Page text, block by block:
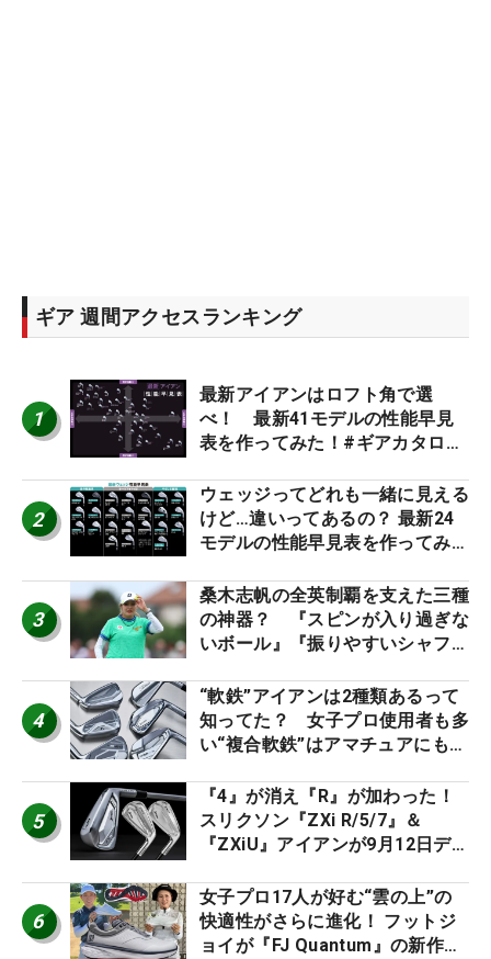
ギア 週間アクセスランキング
1
最新アイアンはロフト角で選
べ！ 最新41モデルの性能早見
表を作ってみた！#ギアカタログ
2
ウェッジってどれも一緒に見える
けど…違いってあるの？ 最新24
モデルの性能早見表を作ってみ
3
桑木志帆の全英制覇を支えた三種
の神器？ 『スピンが入り過ぎな
いボール』『振りやすいシャフ
ー』 #女子プロセッティング
4
“軟鉄”アイアンは2種類あるって
知ってた？ 女子プロ使用者も多
い“複合軟鉄”はアマチュアにもオ
5
『4』が消え『R』が加わった！
スリクソン『ZXi R/5/7』＆
『ZXiU』アイアンが9月12日デ
6
女子プロ17人が好む“雲の上”の
快適性がさらに進化！ フットジ
ョイが『FJ Quantum』の新作を